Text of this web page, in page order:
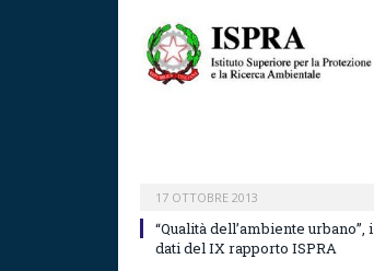
17 OTTOBRE 2013
“Qualità dell’ambiente urbano”, i
dati del IX rapporto ISPRA